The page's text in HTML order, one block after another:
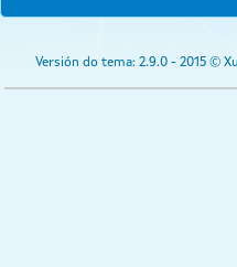
Versión do tema: 2.9.0 - 2015 ©